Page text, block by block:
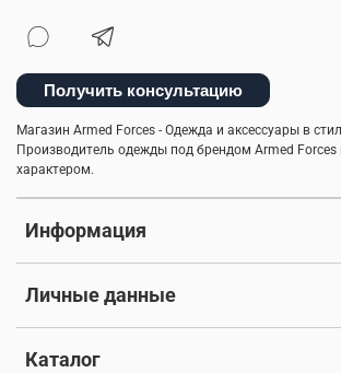
Информация
Личные данные
Каталог
Получить консультацию
Магазин Armed Forces - Одежда и аксессуары в
Производитель одежды под брендом Armed
характером.